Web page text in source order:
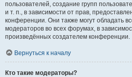
пользователей, создание групп
и т. п., в зависимости от прав,
конференции. Они также могут обладать
модераторов во всех форумах, в
произведённых создателем конференции.
Вернуться к началу
Кто такие модераторы?